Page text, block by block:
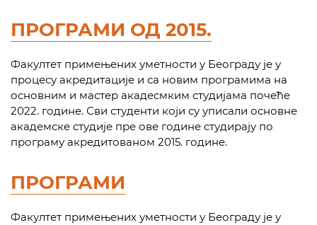
ПРОГРАМИ ОД 2015.
Факултет примењених уметности у Београду је у
процесу акредитације и са новим програмима на
основним и мастер акадесмким студијама почеће
2022. године. Сви студенти који су уписали основне
академске студије пре ове године студирају по
програму акредитованом 2015. године.
ПРОГРАМИ
Факултет примењених уметности у Београду је у